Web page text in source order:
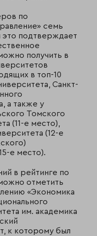
по
семь
это подтверждает
получить в
в топ-10
Санкт-
а также у
Томского
(11-е место),
(12-е
е место).
в рейтинге по
отметить
«Экономика
им. академика
к которому был